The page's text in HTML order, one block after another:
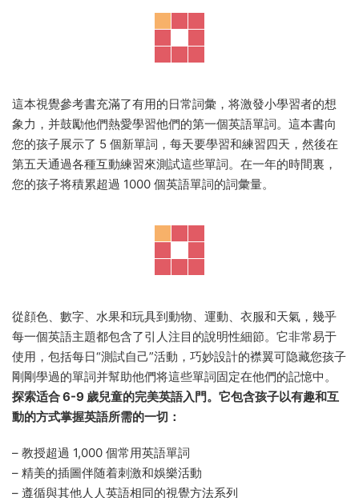
English for Everyone Junior 5 Words a Day（240頁）
用這本插圖精美的詞典幫助您的孩子掌握英語詞彙！結合官方
APP學習太方便了，包含全部音頻都是免費的哦！
這本視覺參考書充滿了有用的日常詞彙，将激發小學習者的想
象力，并鼓勵他們熱愛學習他們的第一個英語單詞。這本書向
您的孩子展示了 5 個新單詞，每天要學習和練習四天，然後在
第五天通過各種互動練習來測試這些單詞。在一年的時間裏，